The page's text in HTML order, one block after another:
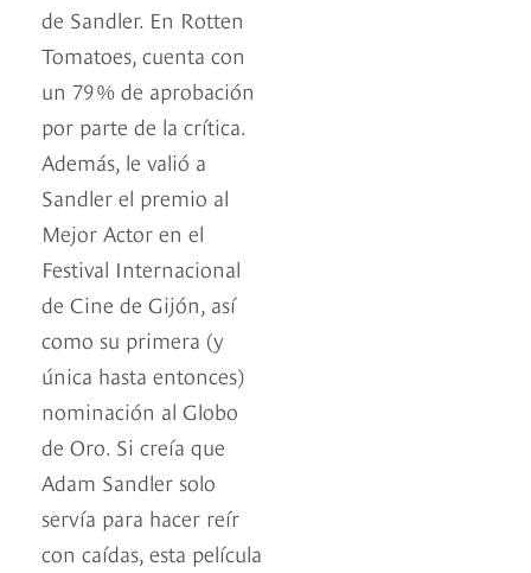
de Sandler. En Rotten
Tomatoes, cuenta con
un 79 % de aprobación
por parte de la crítica.
Además, le valió a
Sandler el premio al
Mejor Actor en el
Festival Internacional
de Cine de Gijón, así
como su primera (y
única hasta entonces)
nominación al Globo
de Oro. Si creía que
Adam Sandler solo
servía para hacer reír
con caídas, esta película